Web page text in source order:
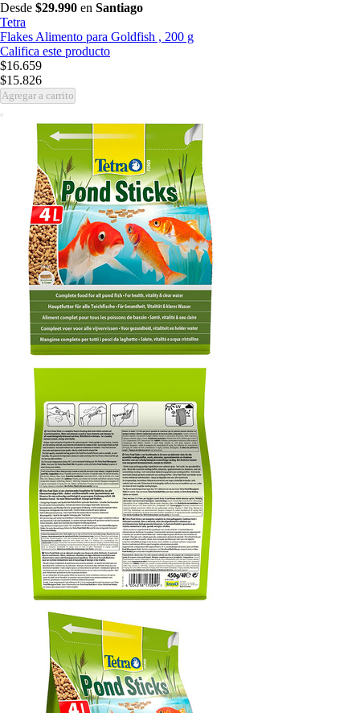
Desde $29.990 en Santiago
Tetra
Flakes Alimento para Goldfish , 200 g
Califica este producto
$16.659
$15.826
Agregar a carrito